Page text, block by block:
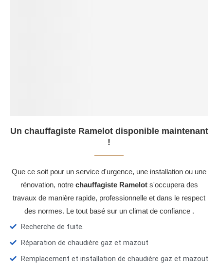
Un chauffagiste Ramelot disponible maintenant
!
Que ce soit pour un service d'urgence, une installation ou une
rénovation, notre chauffagiste Ramelots'occupera des
travaux de manière rapide, professionnelle et dans le respect
des normes. Le tout basé sur un climat de confiance .
Recherche de fuite.
Réparation de chaudière gaz et mazout
Remplacement et installation de chaudière gaz et mazout